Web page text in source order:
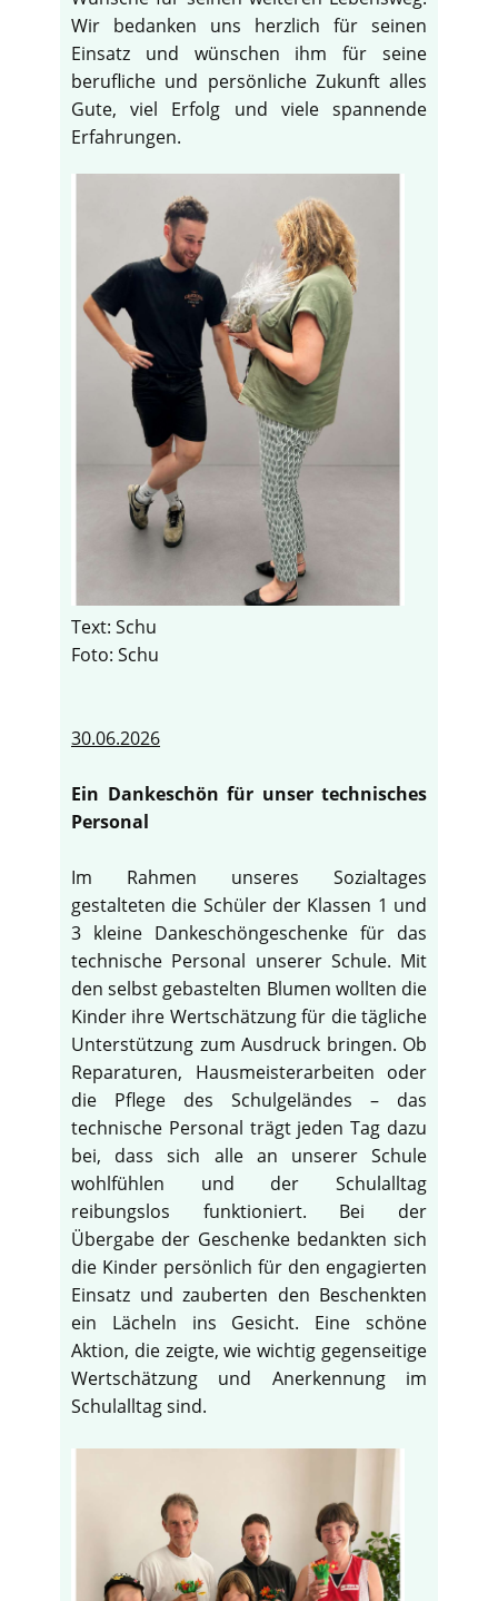
Wir bedanken uns herzlich für seinen
Einsatz und wünschen ihm für seine
berufliche und persönliche Zukunft alles
Gute, viel Erfolg und viele spannende
Erfahrungen.
Text: Schu
Foto: Schu
30.06.2026
Ein Dankeschön für unser technisches
Personal
Im Rahmen unseres Sozialtages
gestalteten die Schüler der Klassen 1 und
3 kleine Dankeschöngeschenke für das
technische Personal unserer Schule. Mit
den selbst gebastelten Blumen wollten die
Kinder ihre Wertschätzung für die tägliche
Unterstützung zum Ausdruck bringen. Ob
Reparaturen, Hausmeisterarbeiten oder
die Pflege des Schulgeländes – das
technische Personal trägt jeden Tag dazu
bei, dass sich alle an unserer Schule
wohlfühlen und der Schulalltag
reibungslos funktioniert. Bei der
Übergabe der Geschenke bedankten sich
die Kinder persönlich für den engagierten
Einsatz und zauberten den Beschenkten
ein Lächeln ins Gesicht. Eine schöne
Aktion, die zeigte, wie wichtig gegenseitige
Wertschätzung und Anerkennung im
Schulalltag sind.